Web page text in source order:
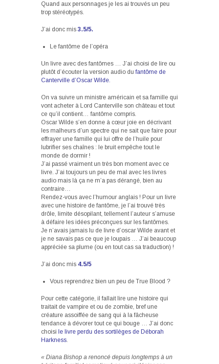
Quand aux personnages je les ai trouvés un peu
trop stéréotypés.
J’ai donc mis 3.5/5.
Le fantôme de l’opéra
Un livre avec des fantômes … J’ai choisi de lire ou
plutôt d’écouter la version audio du fantôme de
Canterville d’Oscar Wilde.
On va suivre un ministre américain et sa famille qui
vont acheter à Lord Canterville son château et tout
ce qu’il contient… fantôme compris.
Oscar Wilde s’en donne à cœur joie en décrivant
les malheurs d’un spectre qui ne sait que faire pour
effrayer une famille qui lui offre de l’huile pour
lubrifier ses chaînes : le bruit empêche tout le
monde de dormir !
J’ai passé vraiment un très bon moment avec ce
livre. J’ai toujours un peu de mal avec les livres
audio mais là ça ne m’a pas dérangé, bien au
contraire…
Rendez-vous avec l’humour anglais ! Pour un livre
avec une histoire de fantôme, je l’ai trouvé très
drôle, limite désopilant, tellement l’auteur s’amuse
à défaire les idées préconçues sur les fantômes.
Je n’avais jamais lu de livre d’oscar Wilde avant et
je ne savais pas ce que je loupais … J’ai beaucoup
appréciée sa plume (ou en tout cas sa traduction) !
J’ai donc mis 4.5/5
Vous reprendrez bien un peu de True Blood ?
Pour cette catégorie, il fallait lire une histoire qui
traitait de vampire et ou de zombie, bref une
créature assoiffée de sang qui à la fâcheuse
tendance à dévorer tout ce qui bouge … J’ai donc
choisi le livre perdu des sortilèges de Déborah
Harkness.
« Diana Bishop a renoncé depuis longtemps à un